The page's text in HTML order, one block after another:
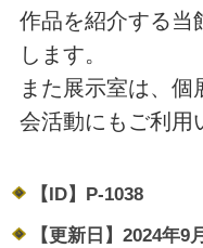
作品を紹介する当
します。
また展示室は、
会活動にもご利用
【ID】 P-1038
【更新日】 2024年9